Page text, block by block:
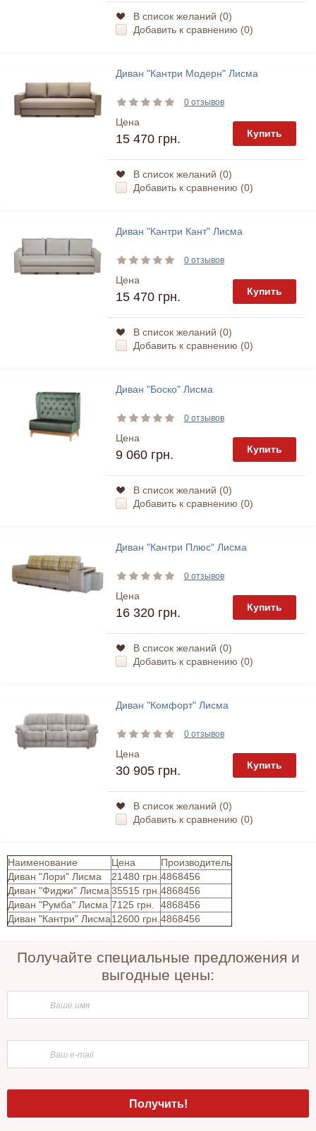
В список желаний (0)
Добавить к сравнению (0)
Диван "Кантри Модерн" Лисма
0 отзывов
Цена
15 470 грн. Купить
В список желаний (0)
Добавить к сравнению (0)
Диван "Кантри Кант" Лисма
0 отзывов
Цена
15 470 грн. Купить
В список желаний (0)
Добавить к сравнению (0)
Диван "Боско" Лисма
0 отзывов
Цена
9 060 грн. Купить
В список желаний (0)
Добавить к сравнению (0)
Диван "Кантри Плюс" Лисма
0 отзывов
Цена
16 320 грн. Купить
В список желаний (0)
Добавить к сравнению (0)
Диван "Комфорт" Лисма
0 отзывов
Цена
30 905 грн. Купить
В список желаний (0)
Добавить к сравнению (0)
Наименование Цена
Производитель
Диван "Лори" Лисма
21480 грн. 4868456
Диван "Фиджи" Лисма 35515 грн. 4868456
Диван "Румба" Лисма 7125 грн.
4868456
Диван "Кантри" Лисма12600 грн. 4868456
Получайте специальные предложения и
выгодные цены: